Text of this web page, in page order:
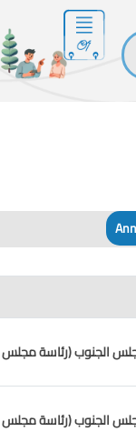
الجنوب (رئاسة مجلس
الجنوب (رئاسة مجلس